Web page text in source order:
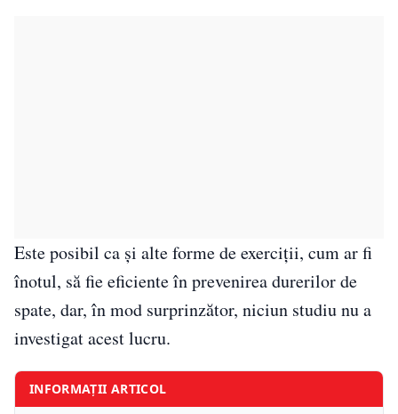
Este posibil ca și alte forme de exerciții, cum ar fi
înotul, să fie eficiente în prevenirea durerilor de
spate, dar, în mod surprinzător, niciun studiu nu a
investigat acest lucru.
INFORMAȚII ARTICOL